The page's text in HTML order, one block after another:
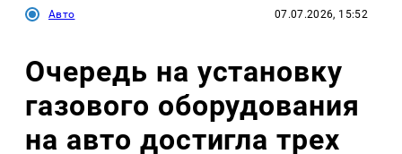
Авто 07.07.2026, 15:52
Очередь на установку
газового оборудования
на авто достигла трех